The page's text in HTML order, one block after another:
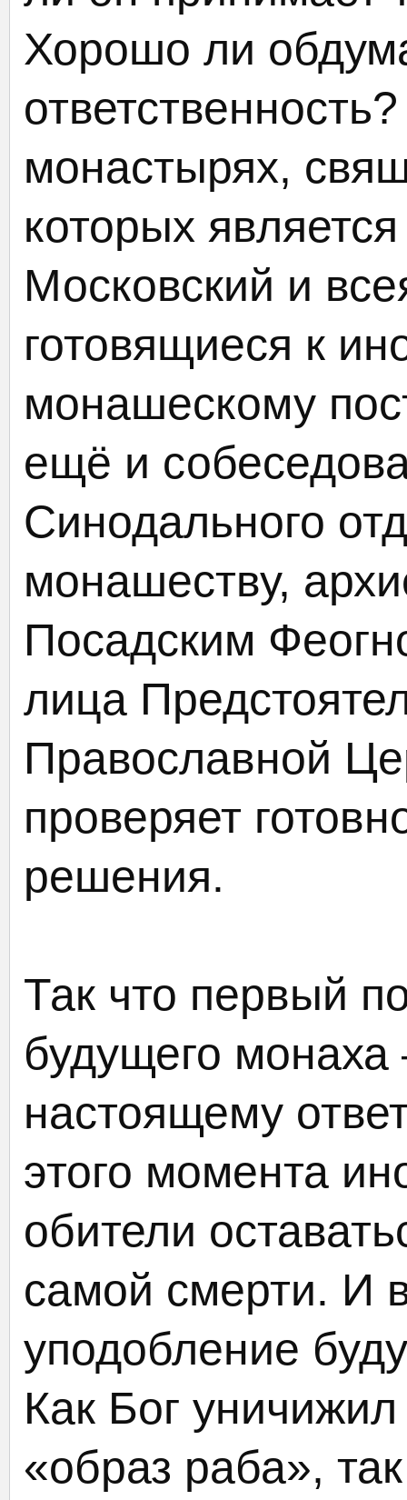
Хорошо ли
монастырях,
которых
Московский и
готовящиеся к
монашескому
ещё и
Синодального
монашеству,
Посадским
лица
Православной
проверяет
решения.
Так что первый
будущего
настоящему
этого момента
обители
самой смерти. И
уподобление
Как Бог
«образ раба»,